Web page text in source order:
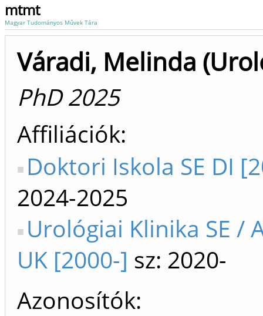
mtmt
Magyar Tudományos Művek Tára
Váradi, Melinda
PhD 2025
Affiliációk
Doktori Iskola SE DI
2024-2025
Urológiai Klinika SE /
UK [2000-] sz: 2020-
Azonosítók